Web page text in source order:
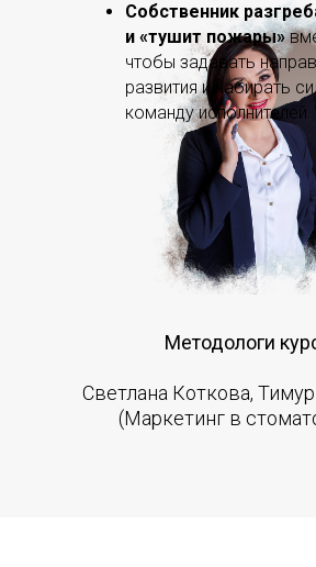
Собственник
и «тушит пожары»
чтобы задавать
развития и набирать
команду исполнителей
Методологи
Светлана Коткова,
(Маркетинг в